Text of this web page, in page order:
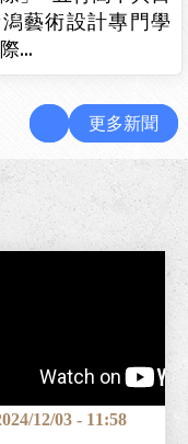
藝術設計專門學
…
更多新聞
12/03 - 11:58